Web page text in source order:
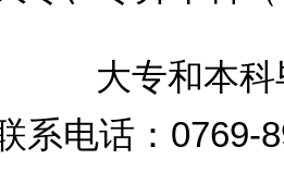
科毕业证
系电话 ： 0769-